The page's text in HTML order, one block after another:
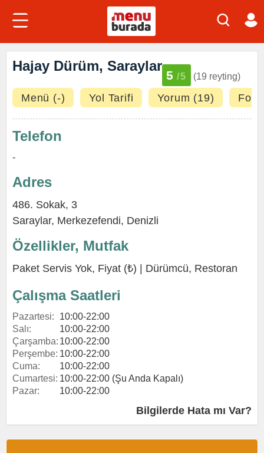
Hajay Dürüm, Saraylar
5 /5 (19 reyting)
Menü (-) Yol Tarifi Yorum (19)
Telefon
-
Adres
486. Sokak, 3
Saraylar, Merkezefendi, Denizli
Özellikler, Mutfak
Paket Servis Yok, Fiyat (₺) | Dürümcü, Restoran
Çalışma Saatleri
Pazartesi:
10:00-22:00
Salı:
10:00-22:00
Çarşamba: 10:00-22:00
Perşembe: 10:00-22:00
Cuma:
10:00-22:00
Cumartesi: 10:00-22:00 (Şu Anda Kapalı)
Pazar:
10:00-22:00
Bilgilerde Hata mı Var?